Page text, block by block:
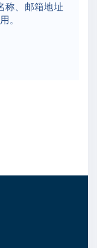
称、邮箱地址
。